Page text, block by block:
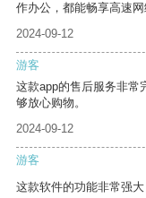
作办公，都能畅享高速
2024-09-12
游客
这款app的售后服务非常
够放心购物。
2024-09-12
游客
这款软件的功能非常强